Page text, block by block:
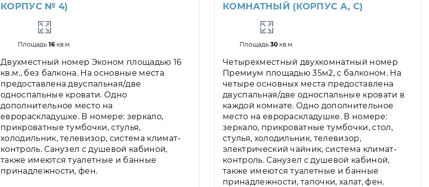
КОРПУС № 4)
Площадь16 кв.м.
Двухместный номер Эконом площадью 16
кв.м., без балкона. На основные места
предоставлена двуспальная/две
односпальные кровати. Одно
дополнительное место на
еврораскладушке. В номере: зеркало,
прикроватные тумбочки, стулья,
холодильник, телевизор, система климат-
контроль. Санузел с душевой кабиной,
также имеются туалетные и банные
принадлежности, фен.
КОМНАТНЫЙ (КОРПУС А, С)
Площадь30 кв.м.
Четырехместный двухкомнатный номер
Премиум площадью 35м2, с балконом. На
четыре основных места предоставлена
двуспальная/две односпальные кровати в
каждой комнате. Одно дополнительное
место на еврораскладушке. В номере:
зеркало, прикроватные тумбочки, стол,
стулья, холодильник, телевизор,
электрический чайник, система климат-
контроль. Санузел с душевой кабиной,
также имеются туалетные и банные
принадлежности, тапочки, халат, фен.